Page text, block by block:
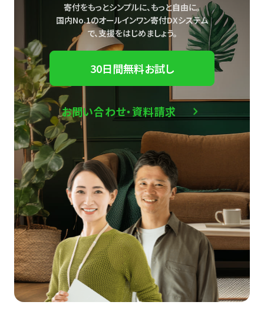
寄付をもっとシンプルに、もっと自由に。
国内No.1のオールインワン寄付DXシステム
で、支援をはじめましょう。
30日間無料お試し
お問い合わせ・資料請求